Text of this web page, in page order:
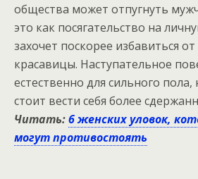
общества может отпугнуть
это как посягательство на
захочет поскорее избавиться
красавицы. Наступательное
естественно для сильного
стоит вести себя более
Читать:6 женских уловок,
могут противостоять